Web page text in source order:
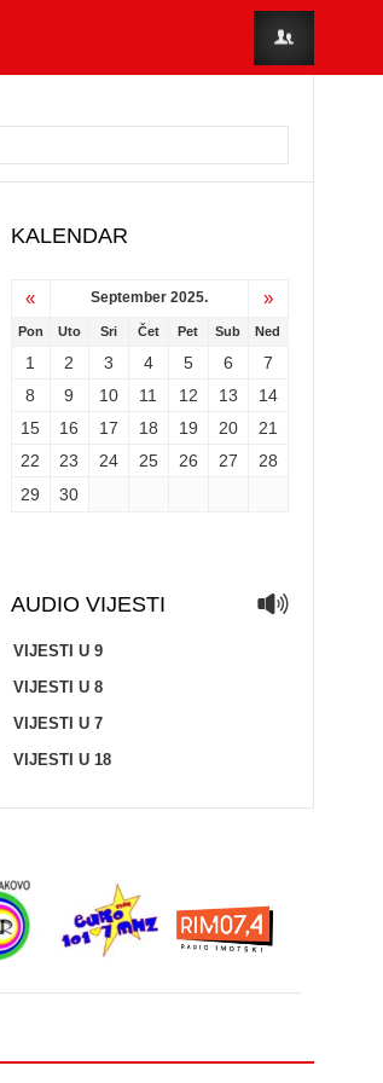
KALENDAR
« September 2025. »
Pon Uto Sri Čet Pet Sub Ned
1 2 3 4 5 6
7
8
9 10 11 12 13
14
15
16 17 18 19 20
21
22
23 24 25 26 27
28
29
30
AUDIO VIJESTI
VIJESTI U 9
VIJESTI U 8
VIJESTI U 7
VIJESTI U 18